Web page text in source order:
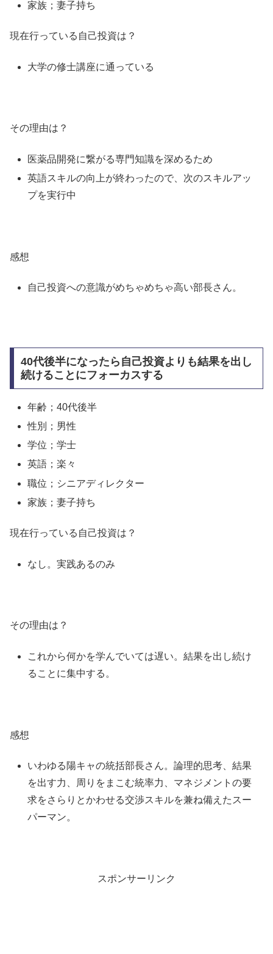
家族；妻子持ち
現在行っている自己投資は？
大学の修士講座に通っている
その理由は？
医薬品開発に繋がる専門知識を深めるため
英語スキルの向上が終わったので、次のスキルアッ
プを実行中
感想
自己投資への意識がめちゃめちゃ高い部長さん。
40代後半になったら自己投資よりも結果を出し
続けることにフォーカスする
年齢；40代後半
性別；男性
学位；学士
英語；楽々
職位；シニアディレクター
家族；妻子持ち
現在行っている自己投資は？
なし。実践あるのみ
その理由は？
これから何かを学んでいては遅い。結果を出し続け
ることに集中する。
感想
いわゆる陽キャの統括部長さん。論理的思考、結果
を出す力、周りをまこむ統率力、マネジメントの要
求をさらりとかわせる交渉スキルを兼ね備えたスー
パーマン。
スポンサーリンク